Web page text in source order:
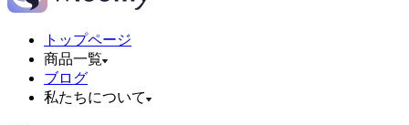
トップページ
商品一覧
ブログ
私たちについて